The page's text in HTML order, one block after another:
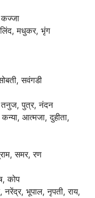
मधुकर, भृंग
सवंगडी
पुत्र, नंदन
आत्मजा, दुहीता,
समर, रण
कोप
भूपाल, नृपती, राय,